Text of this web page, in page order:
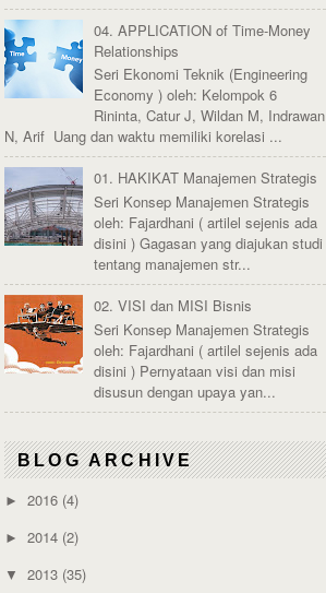
04. APPLICATION of Time-Money
Relationships
Seri Ekonomi Teknik (Engineering
Economy ) oleh: Kelompok 6
Rininta, Catur J, Wildan M, Indrawan
N, Arif Uang dan waktu memiliki korelasi ...
01. HAKIKAT Manajemen Strategis
Seri Konsep Manajemen Strategis
oleh: Fajardhani ( artilel sejenis ada
disini ) Gagasan yang diajukan studi
tentang manajemen str...
02. VISI dan MISI Bisnis
Seri Konsep Manajemen Strategis
oleh: Fajardhani ( artilel sejenis ada
disini ) Pernyataan visi dan misi
disusun dengan upaya yan...
BLOG ARCHIVE
► 2016 (4)
► 2014 (2)
▼ 2013 (35)